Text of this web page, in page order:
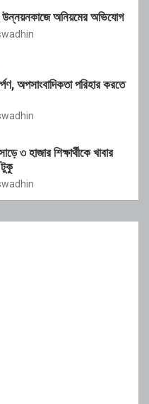
উন্নয়নকাজে অনিয়মের অভিযোগ
অপসাংবাদিকতা পরিহার করতে
৩ হাজার শিক্ষার্থীকে খাবার
টুকু